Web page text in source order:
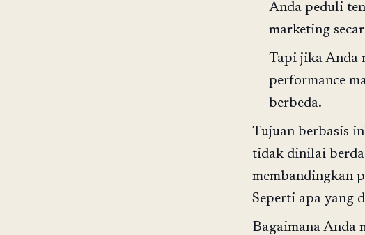
Anda peduli
marketing
Tapi jika Anda
performance
berbeda.
Tujuan berbasis
tidak dinilai
membandingkan
Seperti apa yang
Bagaimana Anda